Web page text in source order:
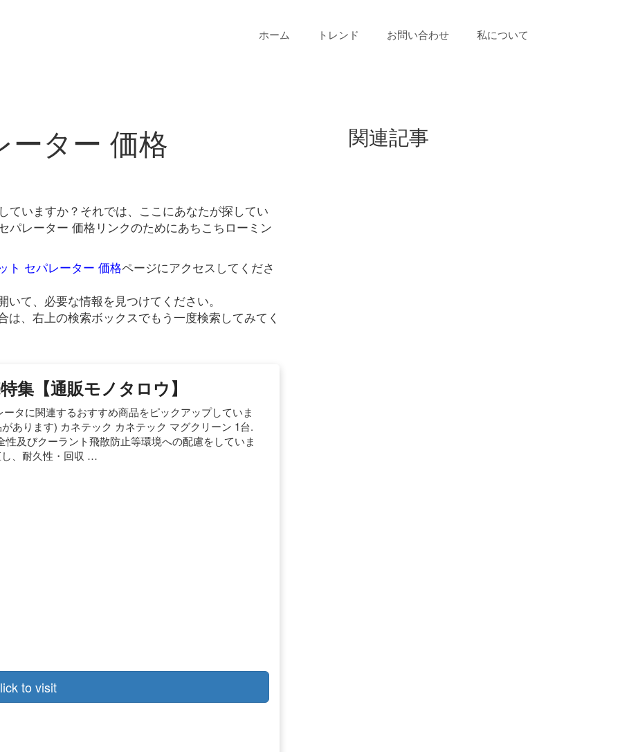
ホーム トレンド お問い合わせ 私について
ター 価格
ていますか？それでは、ここにあなたが探してい
パレーター 価格リンクのためにあちこちローミン
ト セパレーター 価格ページにアクセスしてくださ
て、必要な情報を見つけてください。
は、右上の検索ボックスでもう一度検索してみてく
集【通販モノタロウ】
タに関連するおすすめ商品をピックアップしていま
あります) カネテック カネテック マグクリーン 1台.
及びクーラント飛散防止等環境への配慮をしていま
、耐久性・回収 …
to visit
関連記事